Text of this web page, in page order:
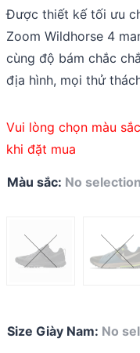
Được thiết kế tối ưu
Zoom Wildhorse 4
cùng độ bám chắc
địa hình, mọi thử
Vui lòng chọn màu
khi đặt mua
Màu sắc: No selection
Size Giày Nam: No